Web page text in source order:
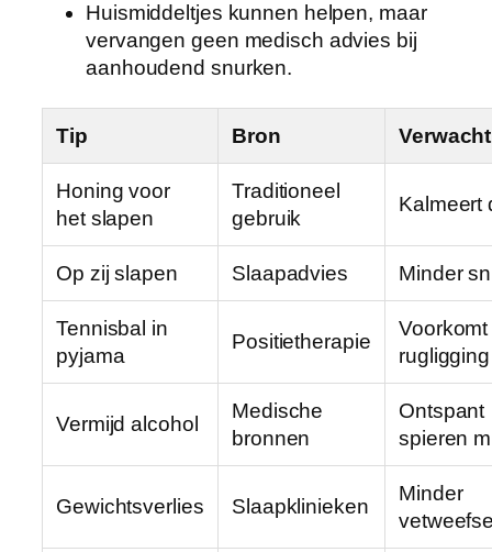
Huismiddeltjes kunnen helpen, maar
vervangen geen medisch advies bij
aanhoudend snurken.
Tip Bron
Honing voor
het slapen
Traditioneel
gebruik
Kalmeert
Op zij slapen Slaapadvies Minder
Tennisbal in
pyjama
Positietherapie
Voorkomt
rugligging
Vermijd alcohol
Medische
bronnen
Ontspant
spieren
Gewichtsverlies Slaapklinieken
Minder